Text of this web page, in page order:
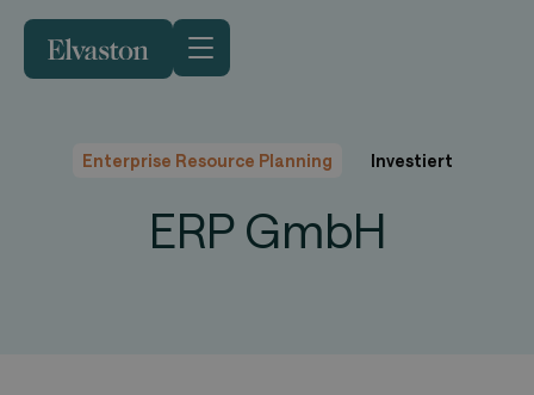
Enterprise Resource Planning Investiert
ERP GmbH